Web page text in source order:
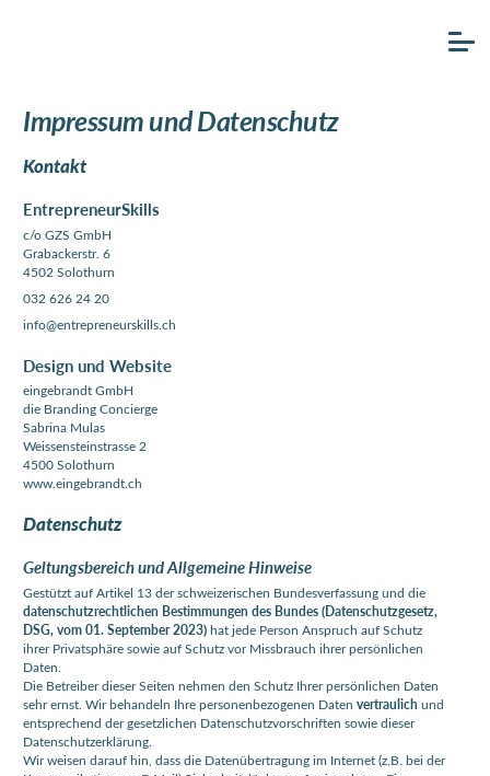
Impressum und Datenschutz
Kontakt
EntrepreneurSkills
c/o GZS GmbH
Grabackerstr. 6
4502 Solothurn
032 626 24 20
info@entrepreneurskills.ch
Design und Website
eingebrandt GmbH
die Branding Concierge
Sabrina Mulas
Weissensteinstrasse 2
4500 Solothurn
www.eingebrandt.ch
Datenschutz
Geltungsbereich und Allgemeine Hinweise
Gestützt auf Artikel 13 der schweizerischen Bundesverfassung und die
datenschutzrechtlichen Bestimmungen des Bundes (Datenschutzgesetz,
DSG, vom 01. September 2023)hat jede Person Anspruch auf Schutz
ihrer Privatsphäre sowie auf Schutz vor Missbrauch ihrer persönlichen
Daten.
Die Betreiber dieser Seiten nehmen den Schutz Ihrer persönlichen Daten
sehr ernst. Wir behandeln Ihre personenbezogenen Daten vertraulich und
entsprechend der gesetzlichen Datenschutzvorschriften sowie dieser
Datenschutzerklärung.
Wir weisen darauf hin, dass die Datenübertragung im Internet (z.B. bei der